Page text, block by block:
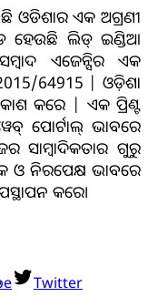
ଓଡିଶାର ଏକ ଅଗ୍ରଣୀ
ହେଉଛି ଲିଡ୍ ଇଣ୍ଡିଆ
ଏଜେନ୍ସିର ଏକ
64915 | ଓଡ଼ିଶା
କରେ | ଏକ ପ୍ରିଣ୍ଟ
ପୋର୍ଟାଲ୍ ଭାବରେ
ସାମ୍ବାଦିକତାର ଗୁରୁ
ଓ ନିରପେକ୍ଷ ଭାବରେ
କରେ।
Twitter